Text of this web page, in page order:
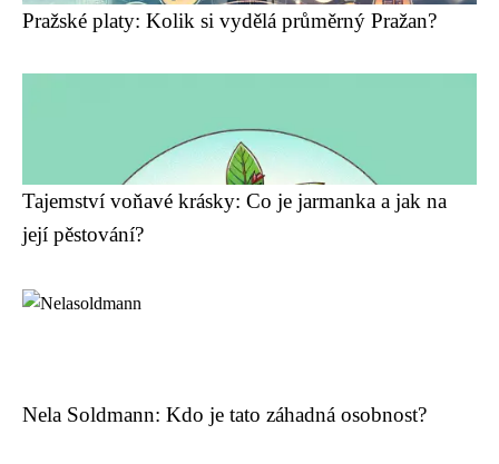
Pražské platy: Kolik si vydělá průměrný Pražan?
Tajemství voňavé krásky: Co je jarmanka a jak na
její pěstování?
Nela Soldmann: Kdo je tato záhadná osobnost?